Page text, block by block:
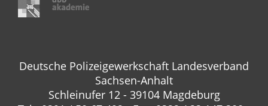
Deutsche Polizeigewerkschaft Landesverband
Sachsen-Anhalt
Schleinufer 12 - 39104 Magdeburg